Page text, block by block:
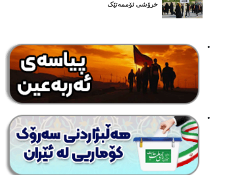
خرۆشی ئۆممەتێک